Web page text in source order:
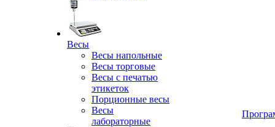
Весы
Весы напольные
Весы торговые
Весы с печатью
этикеток
Порционные весы
Весы
лабораторные